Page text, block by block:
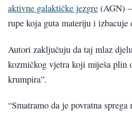
aktivne galaktičke jezgre (AGN)
rupe koja guta materiju i izbacuje
Autori zaključuju da taj mlaz
kozmičkog vjetra koji miješa plin
krumpira”.
“Smatramo da je povratna